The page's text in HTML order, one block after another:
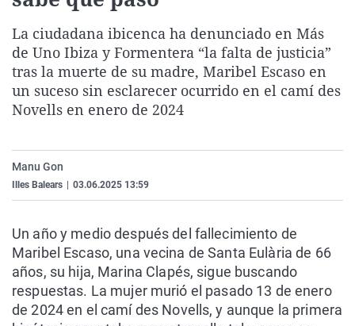
Gente viajera
Como el perro y el
Retornados
Equipo de
Operación Viuda
Galicia
La Rioja
Navarra
Televisión
Elecciones
La ciudadana ibicenca ha denunciado en Más
de Uno Ibiza y Formentera “la falta de justicia”
tras la muerte de su madre, Maribel Escaso en
un suceso sin esclarecer ocurrido en el camí des
Novells en enero de 2024
Manu Gon
Illes Balears 03.06.2025 13:59
Un año y medio después del fallecimiento de
Maribel Escaso, una vecina de Santa Eulària de 66
años, su hija, Marina Clapés, sigue buscando
respuestas. La mujer murió el pasado 13 de enero
de 2024 en el camí des Novells, y aunque la primera